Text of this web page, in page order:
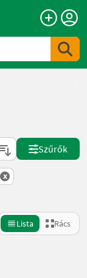
Szűrők
x
Lista Rács